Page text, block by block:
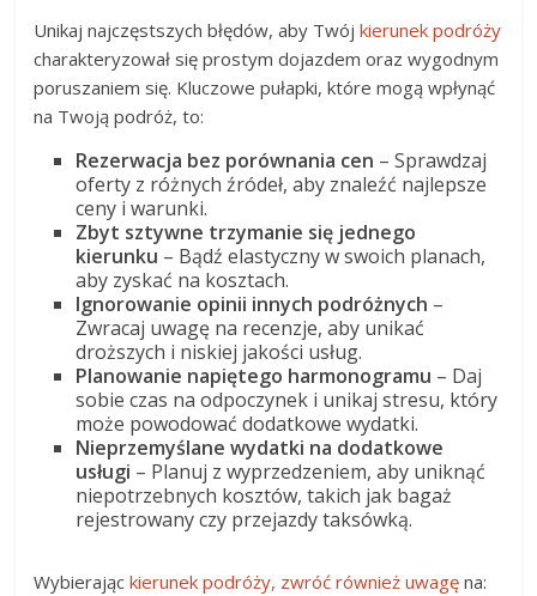
Unikaj najczęstszych błędów, aby Twójkierunek podróży
charakteryzował się prostym dojazdem oraz wygodnym
poruszaniem się. Kluczowe pułapki, które mogą wpłynąć
na Twoją podróż, to:
Rezerwacja bez porównania cen – Sprawdzaj
oferty z różnych źródeł, aby znaleźć najlepsze
ceny i warunki.
Zbyt sztywne trzymanie się jednego
kierunku – Bądź elastyczny w swoich planach,
aby zyskać na kosztach.
Ignorowanie opinii innych podróżnych –
Zwracaj uwagę na recenzje, aby unikać
droższych i niskiej jakości usług.
Planowanie napiętego harmonogramu – Daj
sobie czas na odpoczynek i unikaj stresu, który
może powodować dodatkowe wydatki.
Nieprzemyślane wydatki na dodatkowe
usługi – Planuj z wyprzedzeniem, aby uniknąć
niepotrzebnych kosztów, takich jak bagaż
rejestrowany czy przejazdy taksówką.
Wybierająckierunek podróży, zwróć również uwagę na: